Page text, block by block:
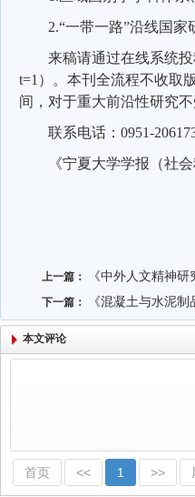
2.“一带一路”沿线国家
来稿请通过在线系统投
t=1 ）。本刊全流程不收取
间，对于重大前沿性研究不
联系电话： 0951-
《宁夏大学学报（社
上一篇： 《中外人文精神
下一篇： 《混凝土与水泥
本文评论
首页 << 1 >>